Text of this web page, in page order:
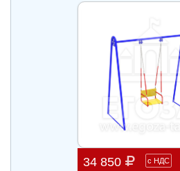
34 850 с НДС